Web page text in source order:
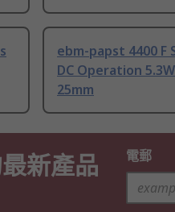
ebm-papst 4400 F
DC Operation
25mm
新產品
電郵